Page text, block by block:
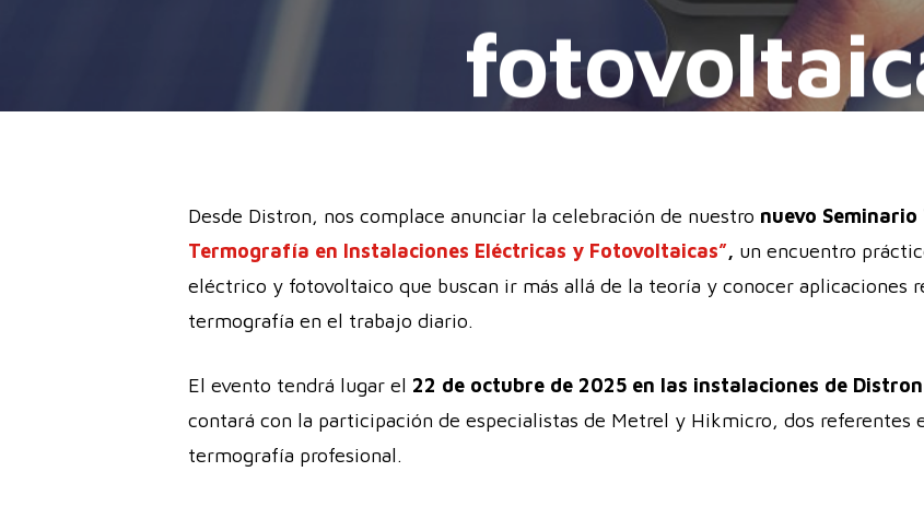
Desde Distron, nos complace anunciar la celebración de nuestro nuevo Seminario
Termografía en Instalaciones Eléctricas y Fotovoltaicas”, un encuentro
eléctrico y fotovoltaico que buscan ir más allá de la teoría y conocer aplicaciones
termografía en el trabajo diario.
El evento tendrá lugar el 22 de octubre de 2025 en las instalaciones de Distron
contará con la participación de especialistas de Metrel y Hikmicro, dos
termografía profesional.